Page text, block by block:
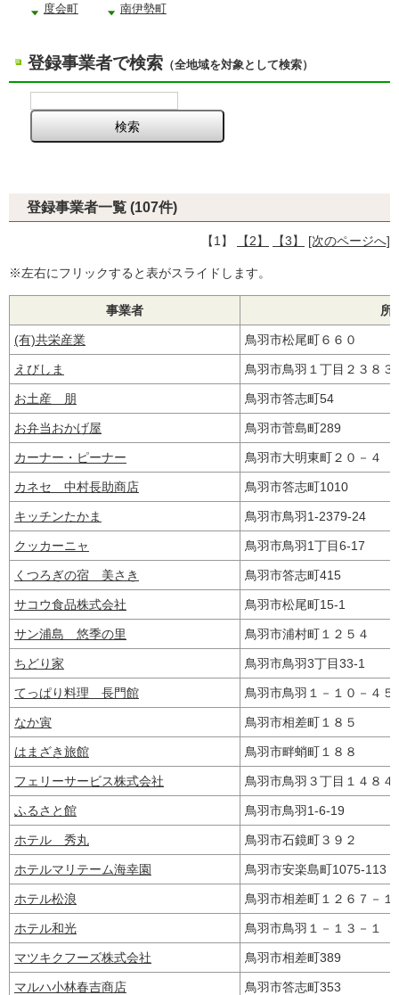
度会町 南伊勢町
登録事業者で検索 （全地域を対象として検索）
登録事業者一覧 (107件)
【1】 【2】 【3】 [次のページへ]
※左右にフリックすると表がスライドします。
事業者 所
(有)共栄産業 鳥羽市松尾町６６０
えびしま 鳥羽市鳥羽１丁目２３８
お土産 朋 鳥羽市答志町54
お弁当おかげ屋 鳥羽市菅島町289
カーナー・ピーナー 鳥羽市大明東町２０－４
カネセ 中村長助商店 鳥羽市答志町1010
キッチンたかま 鳥羽市鳥羽1-2379-24
クッカーニャ 鳥羽市鳥羽1丁目6-17
くつろぎの宿 美さき 鳥羽市答志町415
サコウ食品株式会社 鳥羽市松尾町15-1
サン浦島 悠季の里 鳥羽市浦村町１２５４
ちどり家 鳥羽市鳥羽3丁目33-1
てっぱり料理 長門館 鳥羽市鳥羽１－１０－４
なか寅 鳥羽市相差町１８５
はまざき旅館 鳥羽市畔蛸町１８８
フェリーサービス株式会社 鳥羽市鳥羽３丁目１４８
ふるさと館 鳥羽市鳥羽1-6-19
ホテル 秀丸 鳥羽市石鏡町３９２
ホテルマリテーム海幸園 鳥羽市安楽島町1075-113
ホテル松浪 鳥羽市相差町１２６７－
ホテル和光 鳥羽市鳥羽１－１３－１
マツキクフーズ株式会社 鳥羽市相差町389
マルハ小林春吉商店 鳥羽市答志町353